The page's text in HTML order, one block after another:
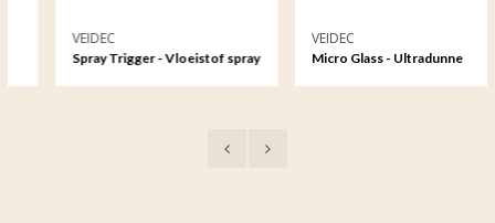
VEIDEC
Spray Trigger - Vloeistof spray
VEIDEC
Micro Glass - Ultradunne